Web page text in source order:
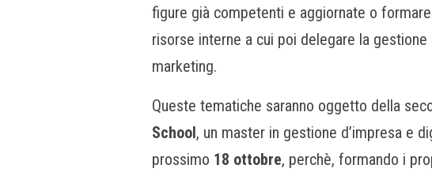
figure già competenti e aggiornate o
risorse interne a cui poi delegare la
marketing.
Queste tematiche saranno oggetto della
School, un master in gestione d’impresa e
prossimo 18 ottobre, perchè, formando i